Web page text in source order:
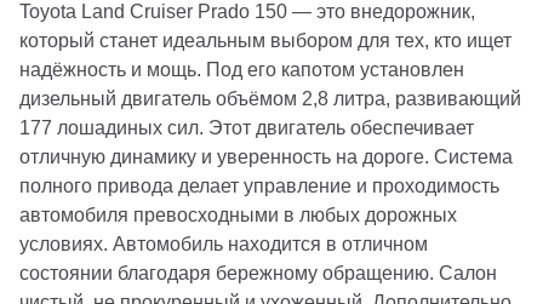
Toyota Land Cruiser Prado 150 — это внедорожник,
который станет идеальным выбором для тех, кто ищет
надёжность и мощь. Под его капотом установлен
дизельный двигатель объёмом 2,8 литра, развивающий
177 лошадиных сил. Этот двигатель обеспечивает
отличную динамику и уверенность на дороге. Система
полного привода делает управление и проходимость
автомобиля превосходными в любых дорожных
условиях. Автомобиль находится в отличном
состоянии благодаря бережному обращению. Салон